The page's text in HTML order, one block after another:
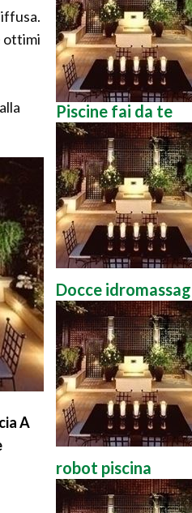
ottimi
A
Piscine fai da te
Docce
robot piscina